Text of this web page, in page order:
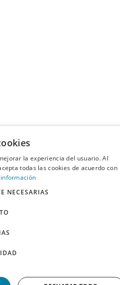
la experiencia del usuario. Al
todas las cookies de acuerdo con
NECESARIAS